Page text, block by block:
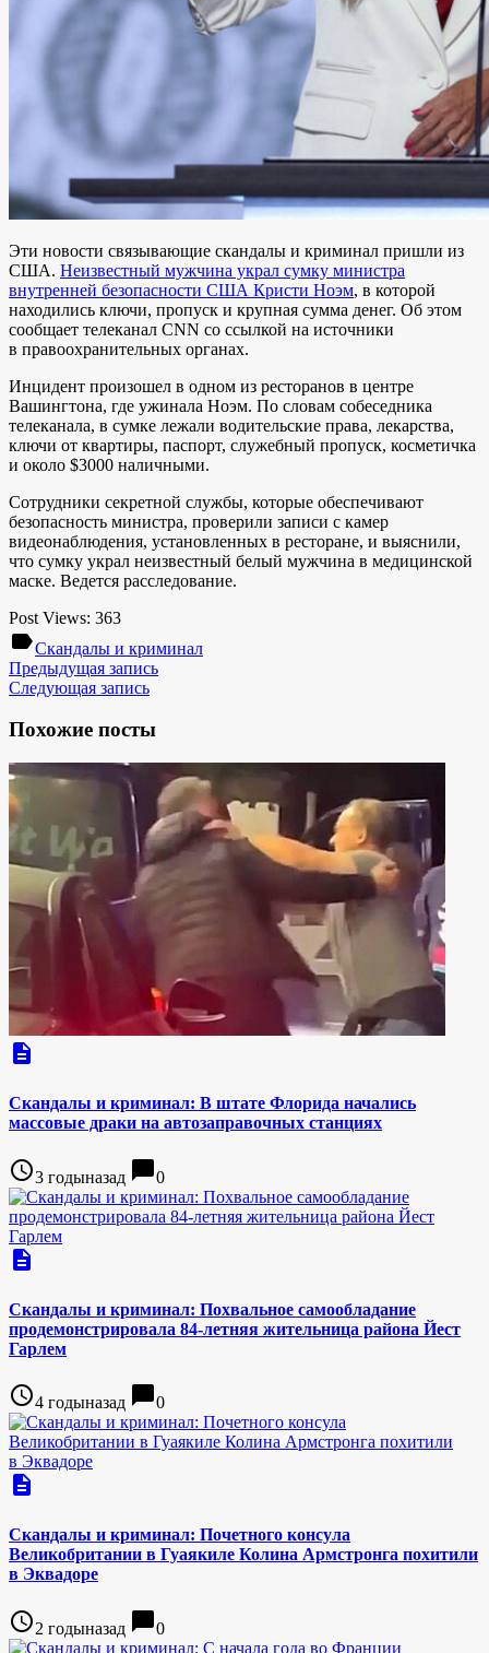
Эти новости связывающие скандалы и криминал пришли из
США. Неизвестный мужчина украл сумку министра
внутренней безопасности США Кристи Ноэм, в которой
находились ключи, пропуск и крупная сумма денег. Об этом
сообщает телеканал CNN со ссылкой на источники
в правоохранительных органах.
Инцидент произошел в одном из ресторанов в центре
Вашингтона, где ужинала Ноэм. По словам собеседника
телеканала, в сумке лежали водительские права, лекарства,
ключи от квартиры, паспорт, служебный пропуск, косметичка
и около $3000 наличными.
Сотрудники секретной службы, которые обеспечивают
безопасность министра, проверили записи с камер
видеонаблюдения, установленных в ресторане, и выяснили,
что сумку украл неизвестный белый мужчина в медицинской
маске. Ведется расследование.
Post Views: 363
labelСкандалы и криминал
Предыдущая запись
Следующая запись
Похожие посты
description
Скандалы и криминал: В штате Флорида начались
массовые драки на автозаправочных станциях
access_time3 годыназад chat_bubble0
description
Скандалы и криминал: Похвальное самообладание
продемонстрировала 84-летняя жительница района Йест
Гарлем
access_time4 годыназад chat_bubble0
description
Скандалы и криминал: Почетного консула
Великобритании в Гуаякиле Колина Армстронга похитили
в Эквадоре
access_time2 годыназад chat_bubble0